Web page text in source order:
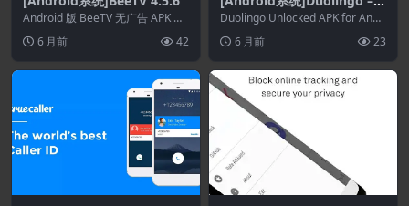
Android 版 BeeTV 无广告 APK 概
6 月前 42
anguage lessons 6.66.5
Duolingo Unlocked APK for Andr
6 月前 23